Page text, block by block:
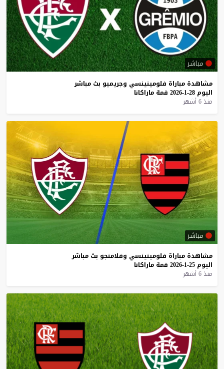
مباشر
مشاهدة مباراة فلومينينسي وجريميو بث مباشر
اليوم 28-1-2026 قمة ماراكانا
منذ 6 أشهر
مباشر
مشاهدة مباراة فلومينينسي وفلامنجو بث مباشر
اليوم 25-1-2026 قمة ماراكانا
منذ 6 أشهر